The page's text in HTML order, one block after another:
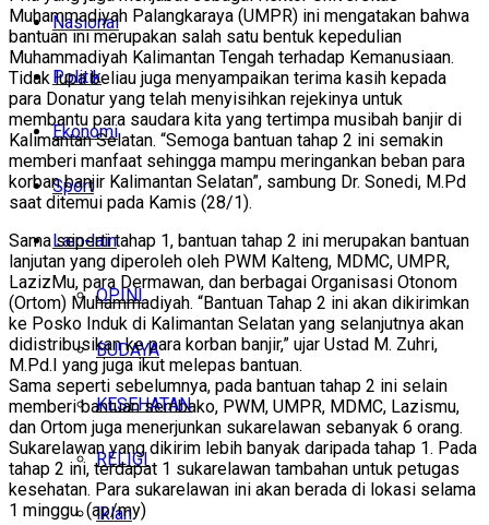
Nasional
Politik
Ekonomi
Sport
Lain-lain
OPINI
BUDAYA
KESEHATAN
RELIGI
Iklan
Muhammadiyah Palangkaraya (UMPR) ini mengatakan bahwa
bantuan ini merupakan salah satu bentuk kepedulian
Muhammadiyah Kalimantan Tengah terhadap Kemanusiaan.
Tidak lupa beliau juga menyampaikan terima kasih kepada
para Donatur yang telah menyisihkan rejekinya untuk
membantu para saudara kita yang tertimpa musibah banjir di
Kalimantan Selatan. “Semoga bantuan tahap 2 ini semakin
memberi manfaat sehingga mampu meringankan beban para
korban banjir Kalimantan Selatan”, sambung Dr. Sonedi, M.Pd
saat ditemui pada Kamis (28/1).
Sama seperti tahap 1, bantuan tahap 2 ini merupakan bantuan
lanjutan yang diperoleh oleh PWM Kalteng, MDMC, UMPR,
LazizMu, para Dermawan, dan berbagai Organisasi Otonom
(Ortom) Muhammadiyah. “Bantuan Tahap 2 ini akan dikirimkan
ke Posko Induk di Kalimantan Selatan yang selanjutnya akan
didistribusikan ke para korban banjir,” ujar Ustad M. Zuhri,
M.Pd.I yang juga ikut melepas bantuan.
Sama seperti sebelumnya, pada bantuan tahap 2 ini selain
memberi bantuan sembako, PWM, UMPR, MDMC, Lazismu,
dan Ortom juga menerjunkan sukarelawan sebanyak 6 orang.
Sukarelawan yang dikirim lebih banyak daripada tahap 1. Pada
tahap 2 ini, terdapat 1 sukarelawan tambahan untuk petugas
kesehatan. Para sukarelawan ini akan berada di lokasi selama
1 minggu. (ap/my)